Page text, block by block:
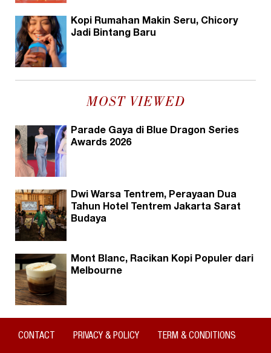
Kopi Rumahan Makin Seru, Chicory
Jadi Bintang Baru
MOST VIEWED
Parade Gaya di Blue Dragon Series
Awards 2026
Dwi Warsa Tentrem, Perayaan Dua
Tahun Hotel Tentrem Jakarta Sarat
Budaya
Mont Blanc, Racikan Kopi Populer dari
Melbourne
CONTACT PRIVACY & POLICY TERM & CONDITIONS